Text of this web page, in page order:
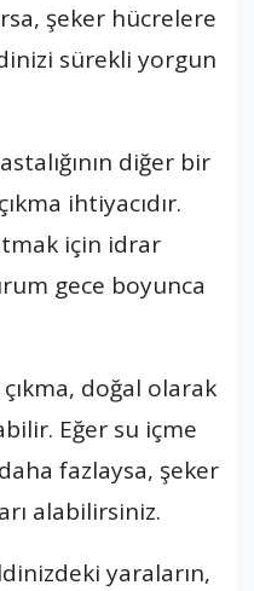
şeker hücrelere
sürekli yorgun
diğer bir
ihtiyacıdır.
için idrar
gece boyunca
çıkma, doğal olarak
Eğer su içme
fazlaysa, şeker
alabilirsiniz.
yaraların,